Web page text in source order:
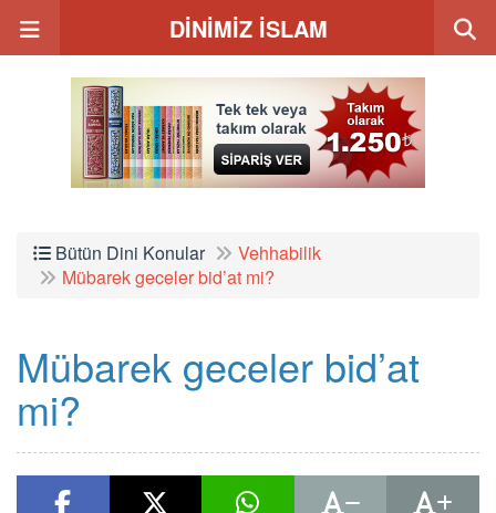
DİNİMİZ İSLAM
Bütün Dini Konular
Vehhabilik
Mübarek geceler bid’at mi?
Mübarek geceler bid’at
mi?